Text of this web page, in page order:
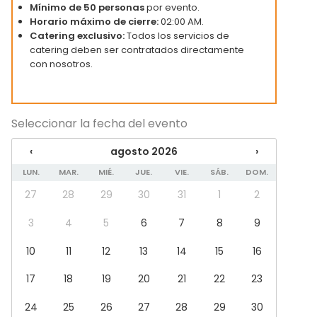
Tipo de eventos
Fiesta
Boda
Conferencia / Formación
Evento corporativo
Fiesta infantil
Fiesta de empresa
Celebración familiar
Espacio multiuso
Espacio industrial
Espacio al aire libre
Espacio creativo
Mínimo de 50 personaspor evento.
Horario máximo de cierre:02:00 AM.
Catering exclusivo:Todos los servicios de
catering deben ser contratados directamente
con nosotros.
Seleccionar la fecha del evento
‹ agosto 2026 ›
LUN. MAR. MIÉ. JUE. VIE. SÁB. DOM.
27 28 29 30 31 1
2
3
4 5 6 7 8
9
10
11 12 13 14 15
16
17
18 19 20 21 22
23
24
25 26 27 28 29
30